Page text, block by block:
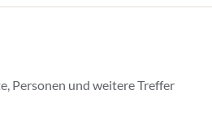
Personen und weitere Treffer